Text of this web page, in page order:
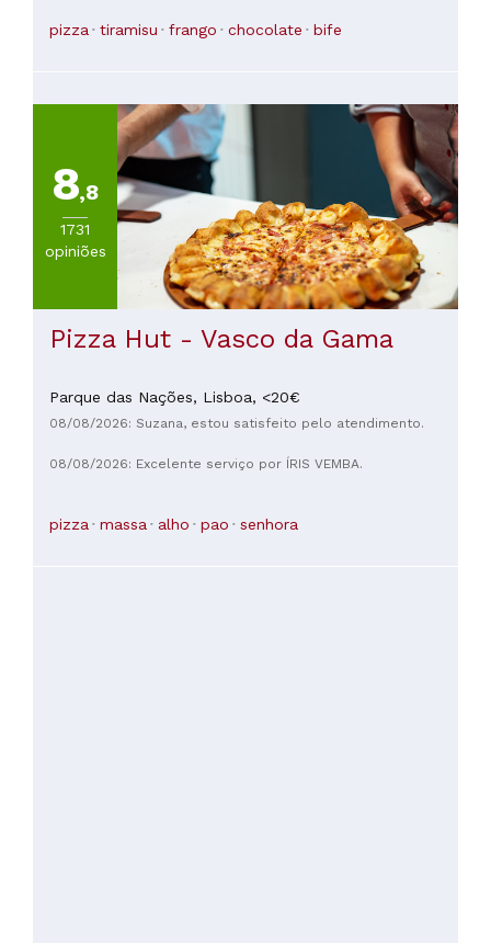
pizza tiramisu frango chocolate bife
8,8
1731
opiniões
Pizza Hut - Vasco da Gama
Parque das Nações, Lisboa, <20€
08/08/2026: Suzana, estou satisfeito pelo atendimento.
08/08/2026: Excelente serviço por ÍRIS VEMBA.
pizza massa alho pao senhora